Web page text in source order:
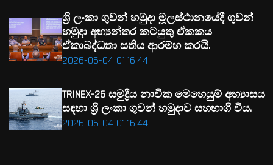
2026-06-04 01:16:44
ශ්‍රී ලංකා ගුවන් හමුදා මූලස්ථානයේදී ගුවන්
හමුදා අභ්‍යන්තර කටයුතු ඒකකය
ඒකාබද්ධතා සතිය ආරම්භ කරයි.
2026-06-04 01:16:44
TRINEX-26 සමුද්‍රීය නාවික මෙහෙයුම් අභ්‍යාසය
සඳහා ශ්‍රී ලංකා ගුවන් හමුදාව සහභාගී විය.